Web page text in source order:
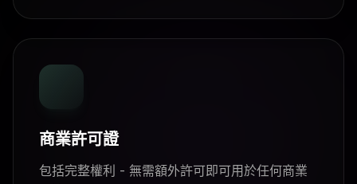
商業許可證
包括完整權利 - 無需額外許可即可用於任何商業